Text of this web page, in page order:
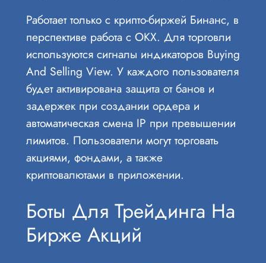
Работает только с крипто-биржей Бинанс, в
перспективе работа с OKX. Для торговли
используются сигналы индикаторов Buying
And Selling View. У каждого пользователя
будет активирована защита от банов и
задержек при создании ордера и
автоматическая смена IP при превышении
лимитов. Пользователи могут торговать
акциями, фондами, а также
криптовалютами в приложении.
Боты Для Трейдинга На
Бирже Акций